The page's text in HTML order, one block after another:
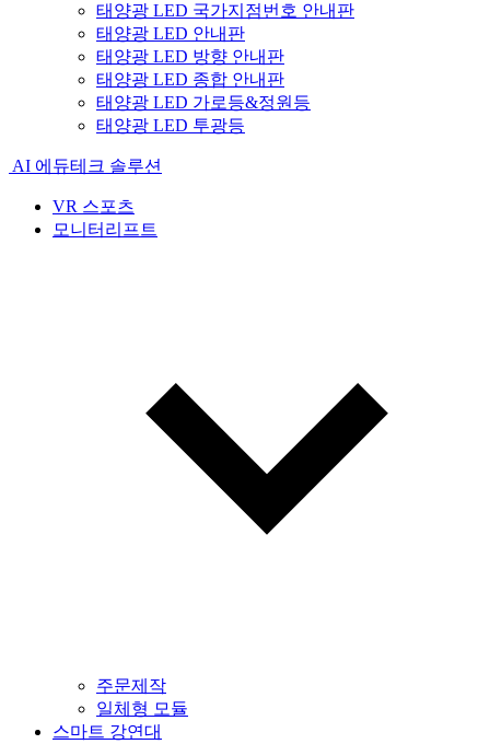
태양광 LED 국가지점번호 안내판
태양광 LED 안내판
태양광 LED 방향 안내판
태양광 LED 종합 안내판
태양광 LED 가로등&정원등
태양광 LED 투광등
AI 에듀테크 솔루션
VR 스포츠
모니터리프트
주문제작
일체형 모듈
스마트 강연대